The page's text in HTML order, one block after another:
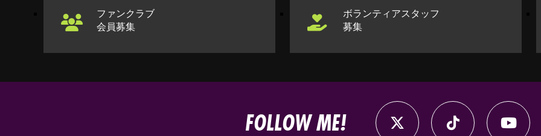
ファンクラブ
会員募集
ボランティアスタッフ
募集
FOLLOW ME!